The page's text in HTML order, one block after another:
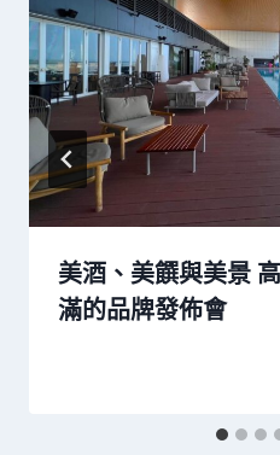
美酒、美饌與美景
滿的品牌發佈會